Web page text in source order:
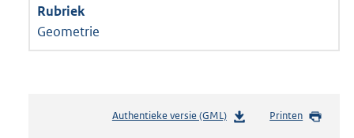
Geometrie
Authentieke versie (GML)b
Printen